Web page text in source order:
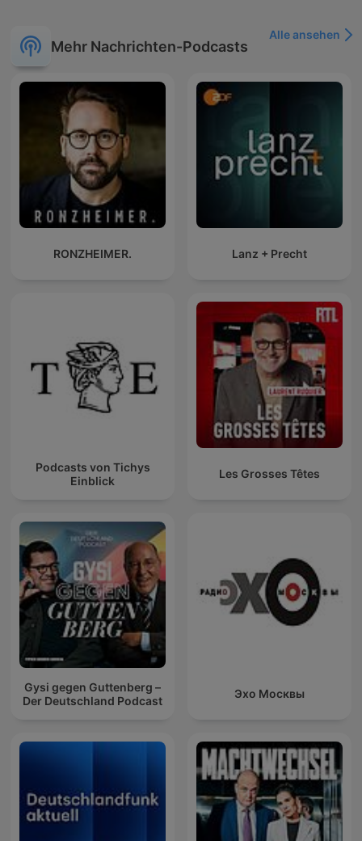
Mehr Nachrichten-Podcasts
Alle ansehen
RONZHEIMER. Lanz + Precht
Podcasts von Tichys
Einblick
Les Grosses Têtes
Gysi gegen Guttenberg –
Der Deutschland Podcast
Эхо Москвы